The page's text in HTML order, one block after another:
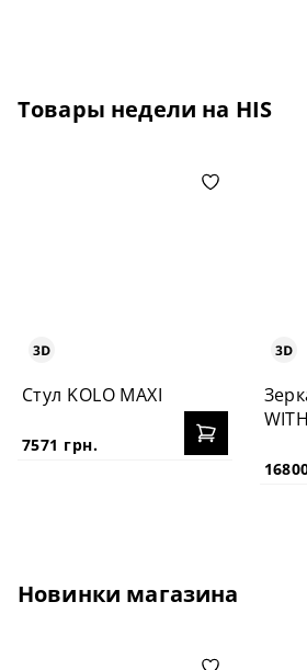
Товары недели на HIS
Стул KOLO MAXI
7571 грн.
Новинки магазина